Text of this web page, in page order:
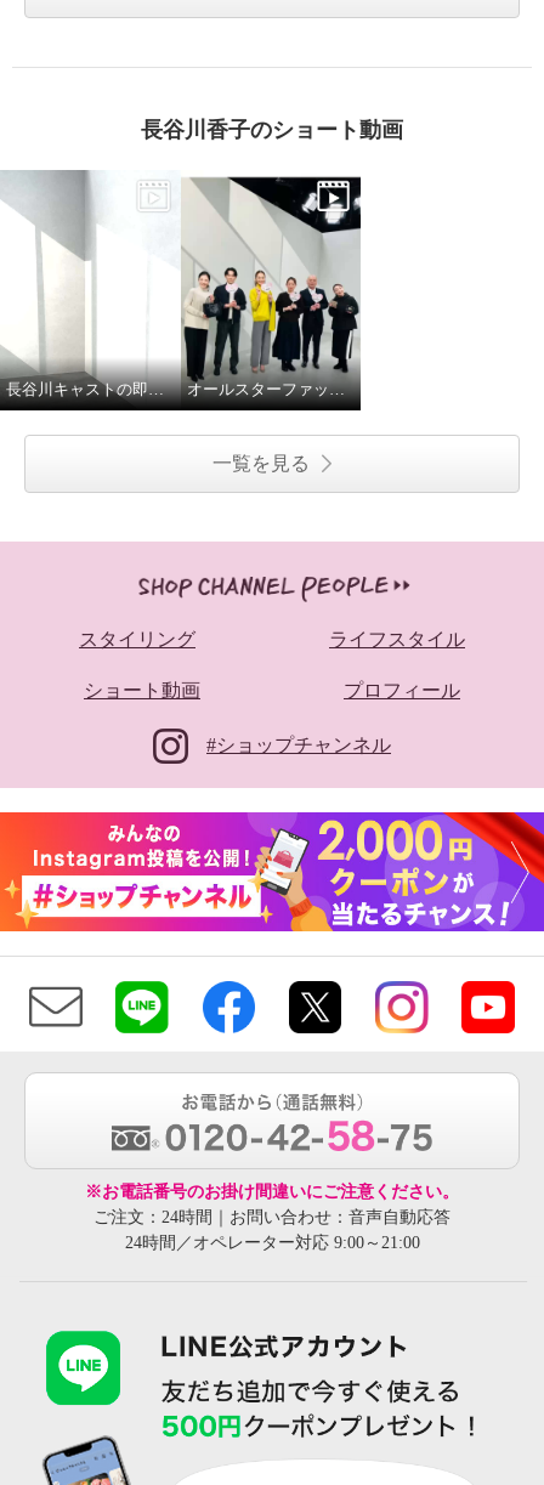
長谷川香子のショート動画
長谷川キャストの即興ダンス オールスターファッションデイ！
一覧を見る
スタイリング ライフスタイル
ショート動画 プロフィール
#ショップチャンネル
※お電話番号のお掛け間違いにご注意ください。
ご注文：24時間｜お問い合わせ：音声自動応答
24時間／オペレーター対応 9:00～21:00